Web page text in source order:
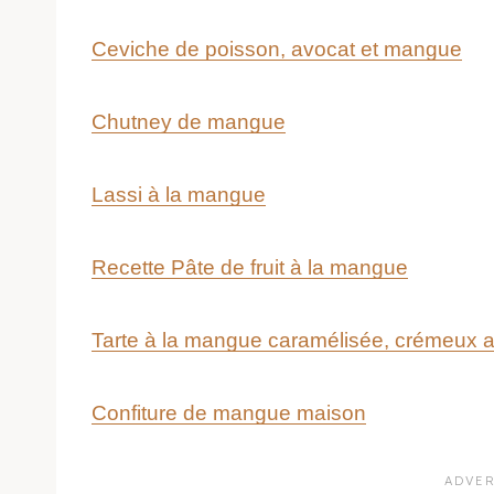
Ceviche de poisson, avocat et mangue
Chutney de mangue
Lassi à la mangue
Recette Pâte de fruit à la mangue
Tarte à la mangue caramélisée, crémeux
Confiture de mangue maison